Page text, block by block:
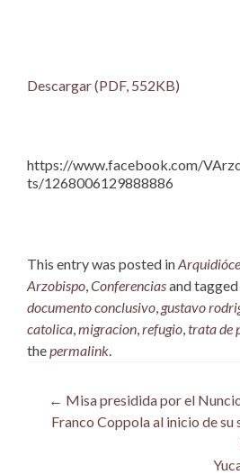
Descargar (PDF, 552KB)
https://www.facebook.com/
ts/1268006129888886
This entry was posted in
Arzobispo,Conferenciasand tagged
documento conclusivo, gustavo
catolica,migracion,refugio,trata de
thepermalink.
Post
navigation
← Misa presidida por el
Franco Coppola al inicio de